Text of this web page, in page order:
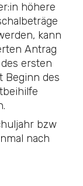
höhere
kann
Antrag
ersten
Beginn des
bzw
nach